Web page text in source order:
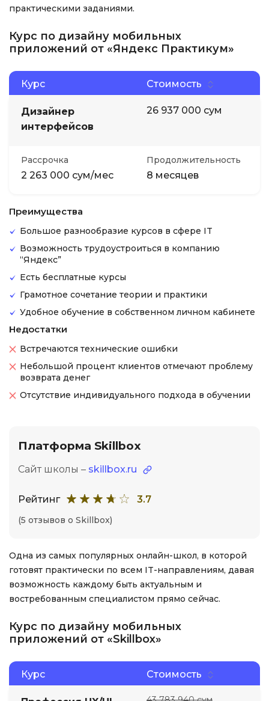
практическими заданиями.
Курс по дизайну мобильных
приложений от «Яндекс Практикум»
Курс Стоимость
Дизайнер
интерфейсов
26 937 000 сум
Рассрочка
2 263 000 сум/мес
Продолжительность
8 месяцев
Преимущества
Большое разнообразие курсов в сфере IT
Возможность трудоустроиться в компанию
“Яндекс”
Есть бесплатные курсы
Грамотное сочетание теории и практики
Удобное обучение в собственном личном кабинете
Недостатки
Встречаются технические ошибки
Небольшой процент клиентов отмечают проблему
возврата денег
Отсутствие индивидуального подхода в обучении
Платформа Skillbox
Сайт школы – skillbox.ru
Рейтинг 3.7
(5 отзывов о Skillbox)
Одна из самых популярных онлайн-школ, в которой
готовят практически по всем IT-направлениям, давая
возможность каждому быть актуальным и
востребованным специалистом прямо сейчас.
Курс по дизайну мобильных
приложений от «Skillbox»
Курс Стоимость